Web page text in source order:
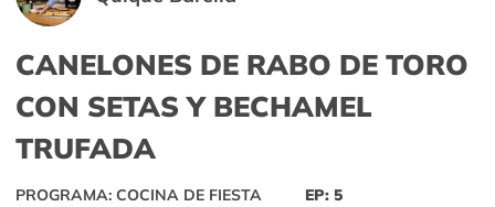
CANELONES DE RABO DE TORO
CON SETAS Y BECHAMEL
TRUFADA
PROGRAMA: COCINA DE FIESTA EP: 5